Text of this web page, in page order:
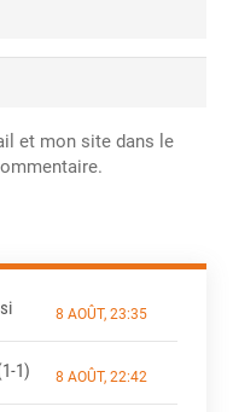
et mon site dans le
8 AOÛT, 23:35
1)
8 AOÛT, 22:42